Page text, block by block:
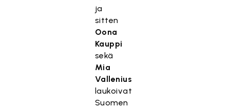
ja
sitten
Oona
Kauppi
sekä
Mia
Vallenius
laukoivat
Suomen